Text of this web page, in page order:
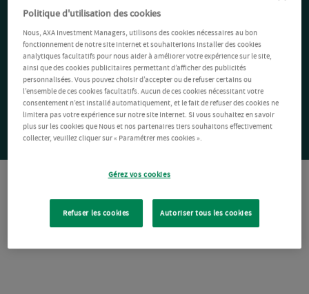
Politique d'utilisation des cookies
Nous, AXA Investment Managers, utilisons des cookies nécessaires au bon
fonctionnement de notre site Internet et souhaiterions installer des cookies
analytiques facultatifs pour nous aider à améliorer votre expérience sur le site,
ainsi que des cookies publicitaires permettant d’afficher des publicités
personnalisées. Vous pouvez choisir d’accepter ou de refuser certains ou
l’ensemble de ces cookies facultatifs. Aucun de ces cookies nécessitant votre
consentement n’est installé automatiquement, et le fait de refuser des cookies ne
limitera pas votre expérience sur notre site Internet. Si vous souhaitez en savoir
plus sur les cookies que Nous et nos partenaires tiers souhaitons effectivement
collecter, veuillez cliquer sur « Paramétrer mes cookies ».
Gérez vos cookies
Refuser les cookies Autoriser tous les cookies